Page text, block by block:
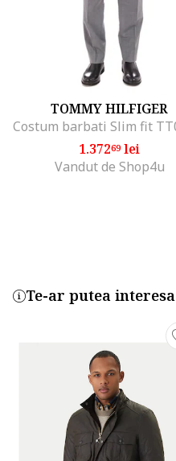
TOMMY HILFIGER
1.37269lei
Vandut de Shop4u
Te-ar putea interesa